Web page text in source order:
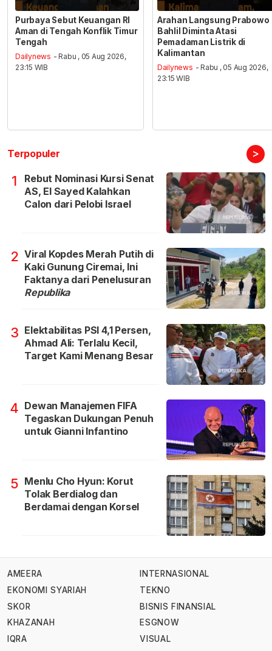
Purbaya Sebut Keuangan RI
Aman di Tengah Konflik Timur
Tengah
Dailynews - Rabu , 05 Aug 2026,
23:15 WIB
Arahan Langsung Prabowo
Bahlil Diminta Atasi
Pemadaman Listrik di
Kalimantan
Dailynews - Rabu , 05 Aug 2026,
23:15 WIB
Terpopuler >
1
Rebut Nominasi Kursi Senat
AS, El Sayed Kalahkan
Calon dari Pelobi Israel
2 Viral Kopdes Merah Putih di
Kaki Gunung Ciremai, Ini
Faktanya dari Penelusuran
Republika
3 Elektabilitas PSI 4,1 Persen,
Ahmad Ali: Terlalu Kecil,
Target Kami Menang Besar
4 Dewan Manajemen FIFA
Tegaskan Dukungan Penuh
untuk Gianni Infantino
5 Menlu Cho Hyun: Korut
Tolak Berdialog dan
Berdamai dengan Korsel
AMEERA
EKONOMI SYARIAH
SKOR
KHAZANAH
IQRA
INTERNASIONAL
TEKNO
BISNIS FINANSIAL
ESGNOW
VISUAL